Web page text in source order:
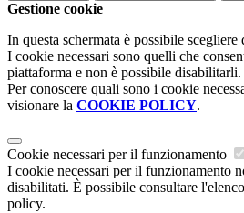
Gestione cookie
In questa schermata è possibile
I cookie necessari sono quelli che
piattaforma e non è possibile disabilitarli.
Per conoscere quali sono i cookie
visionare la COOKIE POLICY.
Cookie necessari per il funzionamento
I cookie necessari per il funzionamento
disabilitati. È possibile consultare
policy.